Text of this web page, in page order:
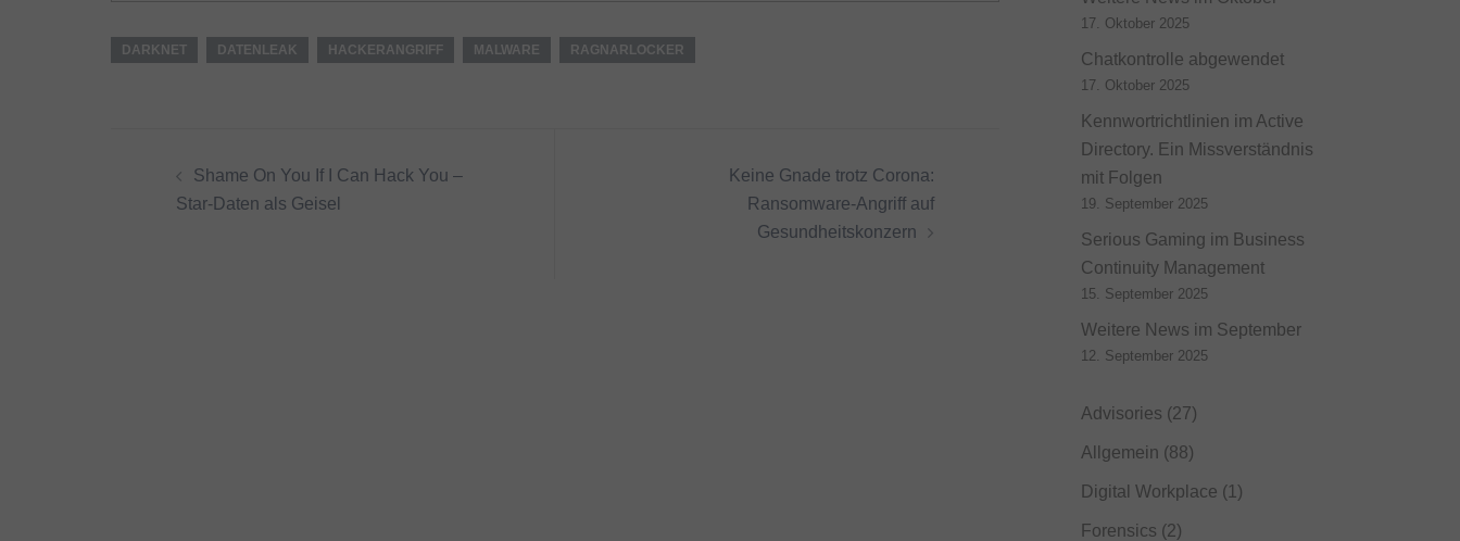
DARKNET DATENLEAK HACKERANGRIFF MALWARE RAGNARLOCKER
Shame On You If I Can Hack You –
Star-Daten als Geisel
Keine Gnade trotz Corona:
Ransomware-Angriff auf
Gesundheitskonzern
17. Oktober 2025
Chatkontrolle abgewendet
17. Oktober 2025
Kennwortrichtlinien im Active
Directory. Ein Missverständnis
mit Folgen
19. September 2025
Serious Gaming im Business
Continuity Management
15. September 2025
Weitere News im September
12. September 2025
Advisories (27)
Allgemein (88)
Digital Workplace (1)
Forensics (2)